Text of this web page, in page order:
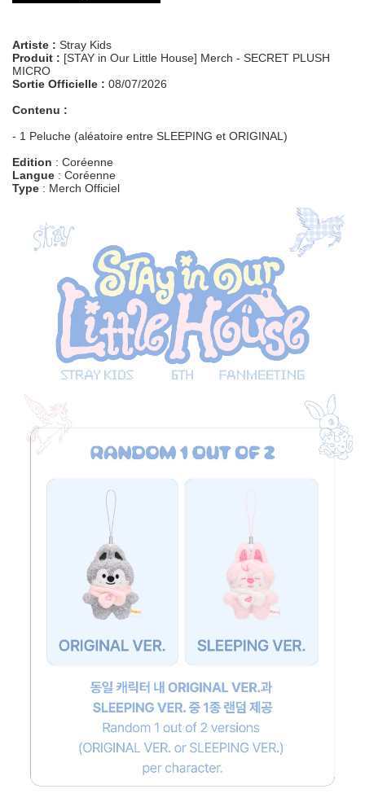
Artiste : Stray Kids
Produit : [STAY in Our Little House] Merch - SECRET PLUSH
MICRO
Sortie Officielle : 08/07/2026
Contenu :
- 1 Peluche (aléatoire entre SLEEPING et ORIGINAL)
Edition : Coréenne
Langue : Coréenne
Type : Merch Officiel